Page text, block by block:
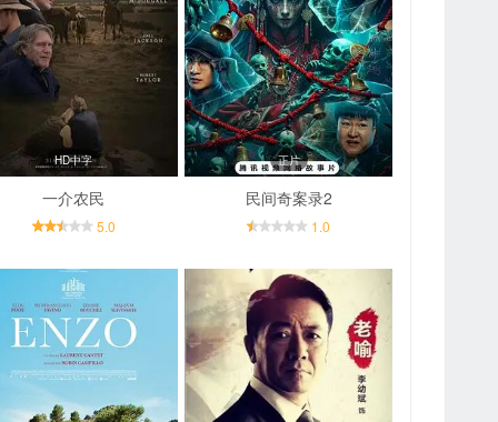
HD中字
一介农民
5.0
正片
民间奇案录2
1.0